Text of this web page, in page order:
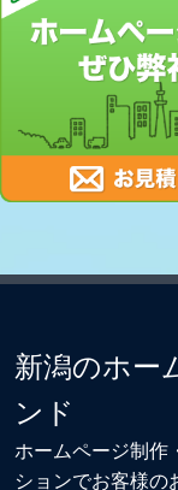
新潟のホー
ンド
ホームページ制作
ションでお客様の